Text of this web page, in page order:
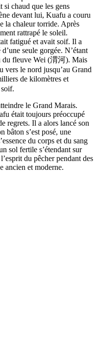
si chaud que les gens
devant lui, Kuafu a couru
la chaleur torride. Après
rattrapé le soleil.
fatigué et avait soif. Il a
seule gorgée. N’étant
du fleuve Wei (渭河). Mais
vers le nord jusqu’au Grand
de kilomètres et
soif.
le Grand Marais.
était toujours préoccupé
regrets. Il a alors lancé son
bâton s’est posé, une
du corps et du sang
sol fertile s’étendant sur
du pêcher pendant des
ancien et moderne.